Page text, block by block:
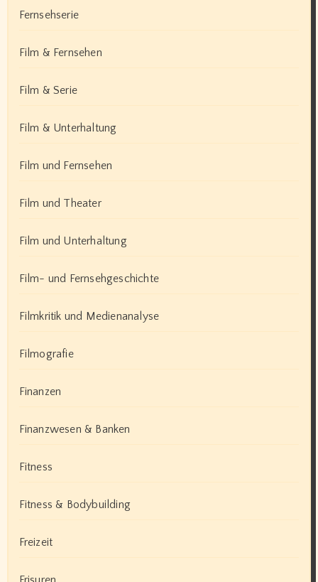
Fernsehserie
Film & Fernsehen
Film & Serie
Film & Unterhaltung
Film und Fernsehen
Film und Theater
Film und Unterhaltung
Film- und Fernsehgeschichte
Filmkritik und Medienanalyse
Filmografie
Finanzen
Finanzwesen & Banken
Fitness
Fitness & Bodybuilding
Freizeit